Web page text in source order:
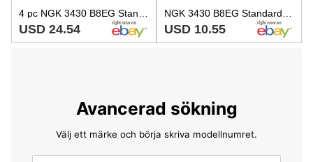
USD 24.54 USD 10.55
Avancerad sökning
Välj ett märke och börja skriva modellnumret.